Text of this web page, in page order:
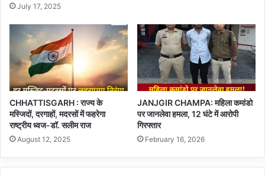
July 17, 2025
CHHATTISGARH : राज्य के
मस्जिदों, दरगाहों, मदरसों में फहरेगा
राष्ट्रीय ध्वज-डॉ. सलीम राज
August 12, 2025
JANJGIR CHAMPA: महिला कमांडो
पर जानलेवा हमला, 12 घंटे में आरोपी
गिरफ्तार
February 16, 2026